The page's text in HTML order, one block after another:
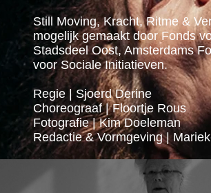
Still Moving, Kracht, Ritme &
mogelijk gemaakt door Fonds
Stadsdeel Oost, Amsterdams
voor Sociale Initiatieven.
Regie | Sjoerd Derine
Choreograaf | Floortje Rous
Fotografie | Kim Doeleman
Redactie & Vormgeving |